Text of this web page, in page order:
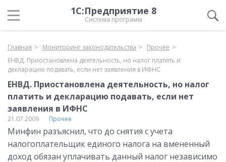
1С:Предприятие 8
Система программ
Главная Мониторинг законодательства
Прочее
ЕНВД. Приостановлена деятельность, но налог платить и
декларацию подавать, если нет заявления в ИФНС
ЕНВД. Приостановлена деятельность, но налог
платить и декларацию подавать, если нет
заявления в ИФНС
21.07.2009 Прочее
Минфин разъяснил, что до снятия с учета
налогоплательщик единого налога на вмененный
доход обязан уплачивать данный налог независимо